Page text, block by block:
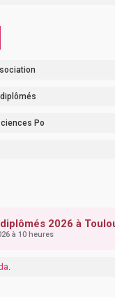
Po
2026 à
à 10 heures
.